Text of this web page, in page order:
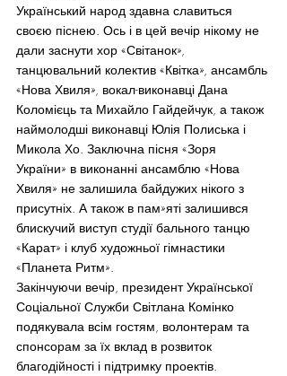
Український народ здавна славиться
своєю піснею. Ось і в цей вечір нікому не
дали заснути хор «Світанок»,
танцювальний колектив «Квітка», ансамбль
«Нова Хвиля», вокал-виконавці Дана
Коломієць та Михайло Гайдейчук, а також
наймолодші виконавці Юлія Полиська і
Микола Хо. Заключна пісня «Зоря
України» в виконанні ансамблю «Нова
Хвиля» не залишила байдужих нікого з
присутніх. А також в пам»яті залишився
блискучий виступ студії бального танцю
«Карат» і клуб художньої гімнастики
«Планета Ритм».
Закінчуючи вечір, президент Української
Соціальної Служби Світлана Комінко
подякувала всім гостям, волонтерам та
спонсорам за їх вклад в розвиток
благодійності і підтримку проектів.